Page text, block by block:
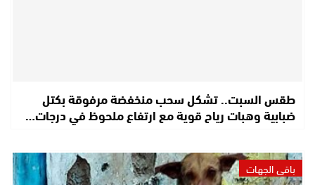
طقس السبت.. تشكل سحب منخفضة مرفوقة بكتل
ضبابية وهبات رياح قوية مع ارتفاع ملحوظ في درجات…
باقي الجهات